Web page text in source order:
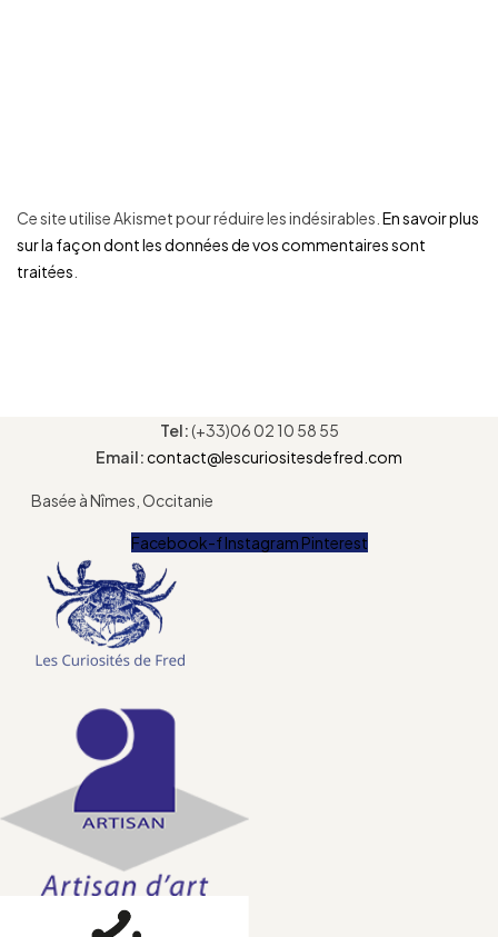
Ce site utilise Akismet pour réduire les indésirables. En savoir plus
sur la façon dont les données de vos commentaires sont
traitées
Tel:(+33)06 02 10 58 55
Email:contact@lescuriositesdefred.com
Basée à Nîmes, Occitanie
Facebook-fInstagram Pinterest